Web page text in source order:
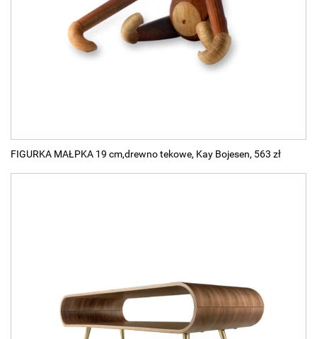
FIGURKA MAŁPKA 19 cm,drewno tekowe, Kay Bojesen, 563 zł